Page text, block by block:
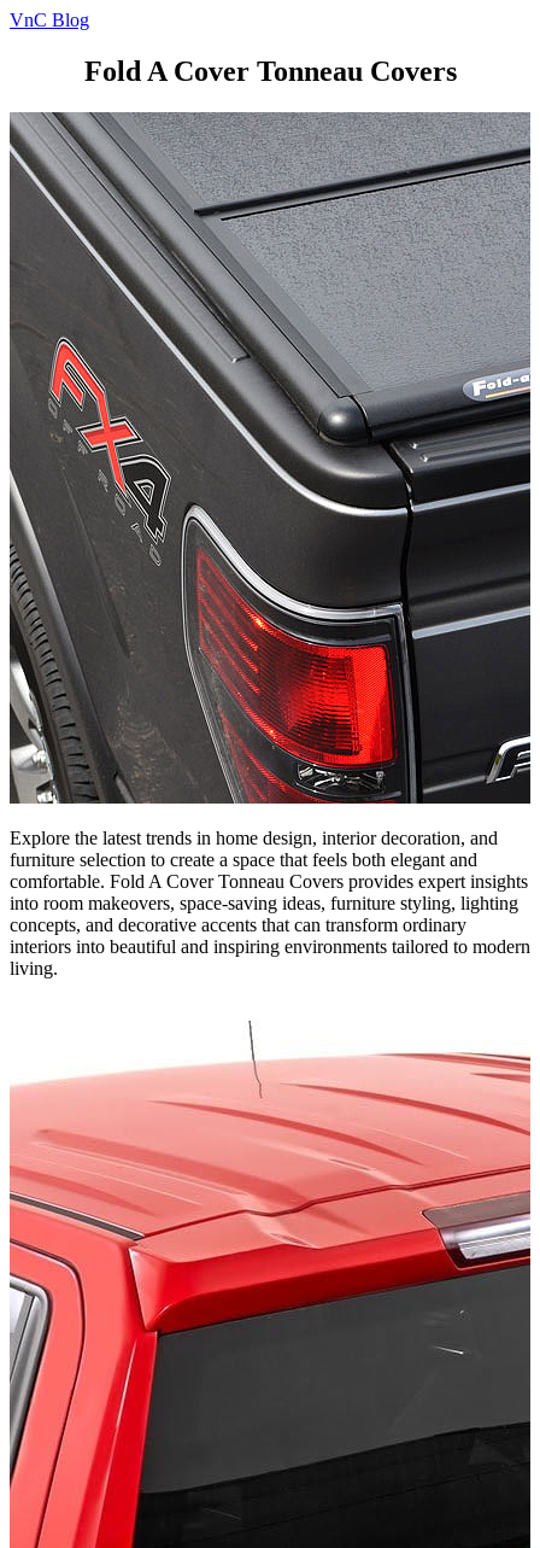
VnC Blog
Fold A Cover Tonneau Covers
Explore the latest trends in home design, interior decoration, and
furniture selection to create a space that feels both elegant and
comfortable. Fold A Cover Tonneau Covers provides expert insights
into room makeovers, space-saving ideas, furniture styling, lighting
concepts, and decorative accents that can transform ordinary
interiors into beautiful and inspiring environments tailored to modern
living.